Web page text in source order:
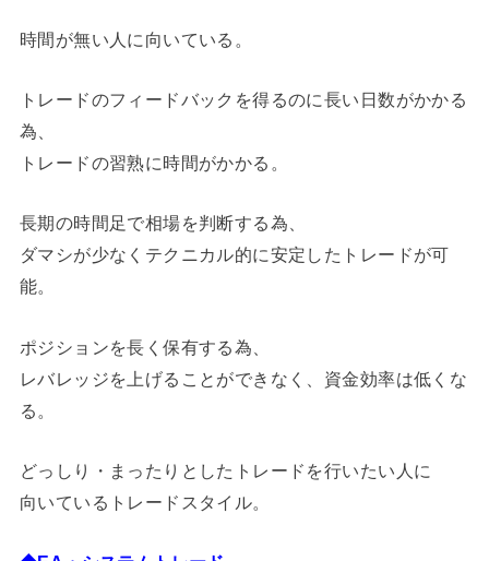
時間が無い人に向いている。
トレードのフィードバックを得るのに長い日数がかかる
為、
トレードの習熟に時間がかかる。
長期の時間足で相場を判断する為、
ダマシが少なくテクニカル的に安定したトレードが可
能。
ポジションを長く保有する為、
レバレッジを上げることができなく、資金効率は低くな
る。
どっしり・まったりとしたトレードを行いたい人に
向いているトレードスタイル。